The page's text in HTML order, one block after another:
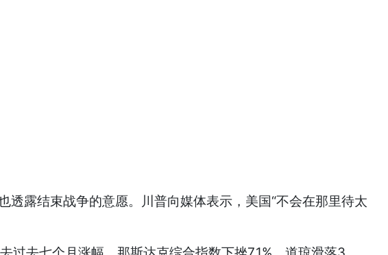
露结束战争的意愿。川普向媒体表示，美国“不会在那里待太